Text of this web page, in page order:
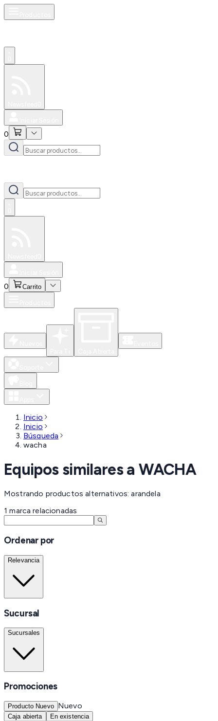
0
0 Carrito
Inicio
Inicio
Búsqueda
wacha
Equipos similares aWACHA
Mostrando productos alternativos: arandela
1 marca relacionadas
Ordenar por
Relevancia
Sucursal
Sucursales
Promociones
Producto Nuevo Nuevo
Caja abierta En existencia